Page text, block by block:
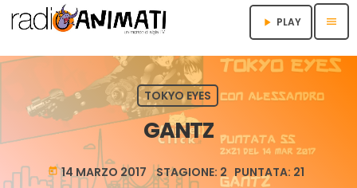
play_arrow PLAY menu
TOKYO EYES
GANTZ
today 14 MARZO 2017 STAGIONE: 2 PUNTATA: 21